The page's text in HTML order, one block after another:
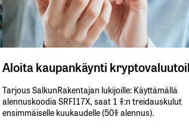
Aloita kaupankäynti
Tarjous SalkunRakentajan lukijoille: Käyttämällä​ ​
alennuskoodia​ ​SRFI17X,​ ​saat​ ​1 %:n treidauskulut​ ​
ensimmäiselle​ ​kuukaudelle​ ​(50%​ ​alennus).